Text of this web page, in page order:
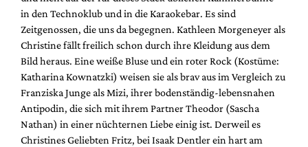
Newsletter
Redaktion
Autor:innen
Partner
Mediadaten
Suche
in den Technoklub und in die Karaokebar. Es sind
Zeitgenossen, die uns da begegnen. Kathleen Morgeneyer als
Christine fällt freilich schon durch ihre Kleidung aus dem
Bild heraus. Eine weiße Bluse und ein roter Rock (Kostüme:
Katharina Kownatzki) weisen sie als brav aus im Vergleich zu
Franziska Junge als Mizi, ihrer bodenständig-lebensnahen
Antipodin, die sich mit ihrem Partner Theodor (Sascha
Nathan) in einer nüchternen Liebe einig ist. Derweil es
Christines Geliebten Fritz, bei Isaak Dentler ein hart am